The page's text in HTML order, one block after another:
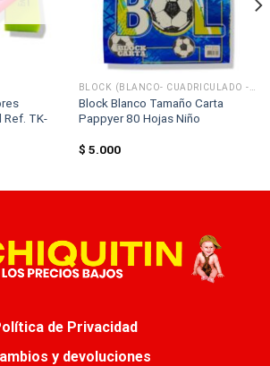
Ref. TK-
Block Blanco Tamaño Carta
Pappyer 80 Hojas Niño
$ 5.000
de Privacidad
y devoluciones